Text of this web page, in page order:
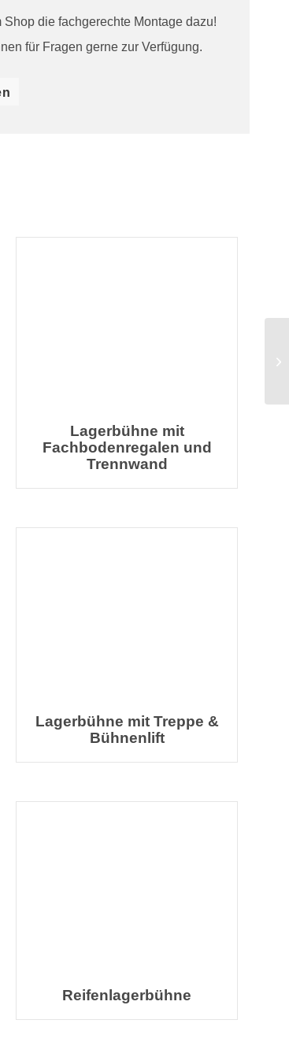
Shop die fachgerechte Montage dazu!
für Fragen gerne zur Verfügung.
Lagerbühne mit
Fachbodenregalen und
Trennwand
Lagerbühne mit Treppe &
Bühnenlift
Reifenlagerbühne